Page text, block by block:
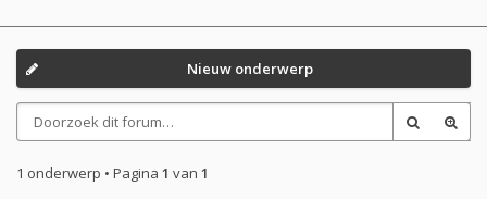
Nieuw onderwerp
1 onderwerp • Pagina 1 van 1